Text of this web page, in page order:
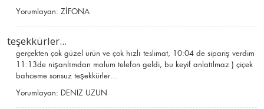
Yorumlayan: ZİFONA
teşekkürler...
gerçekten çok güzel ürün ve çok hızlı teslimat, 10:04 de sipariş verdim
11:13de nişanlımdan malum telefon geldi, bu keyif anlatılmaz ) çiçek
bahceme sonsuz teşekkürler...
Yorumlayan: DENIZ UZUN